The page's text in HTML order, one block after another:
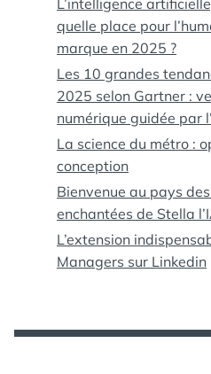
L’intelligence
quelle place pour
marque en 2025 ?
Les 10 grandes
2025 selon Gartner :
numérique guidée par
La science du métro :
conception
Bienvenue au pays
enchantées de Stella
L’extension
Managers sur Linkedin